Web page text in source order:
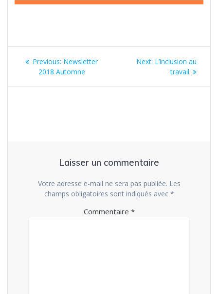
Navigation
Previous: Previous
post:
Newsletter
2018 Automne
Next: Next
L’inclusion au
travail
Laisser un commentaire
Votre adresse e-mail ne sera pas publiée. Les
champs obligatoires sont indiqués avec *
Commentaire *